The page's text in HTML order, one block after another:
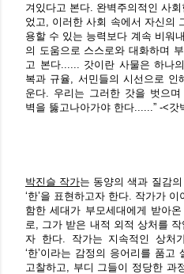
겨있다고 본다. 완벽주의적인 사
었고, 이러한 사회 속에서 자신의
용할 수 있는 능력보다 계속 비워
의 도움으로 스스로와 대화하며
고 본다...... 갓이란 사물은 하나
복과 규율, 서민들의 시선으로 인
운다. 우리는 그러한 갓을 벗으
벽을 뚫고나아가야 한다......” -<갓
박진슬 작가는 동양의 색과 질감
‘한’을 표현하고자 한다. 작가가
함한 세대가 부모세대에게 받아
로, 그가 받은 내적 외적 상처를
자 한다. 작가는 지속적인 상처
‘한’이라는 감정의 응어리를 품
고찰하고, 부디 그들이 정당한 과